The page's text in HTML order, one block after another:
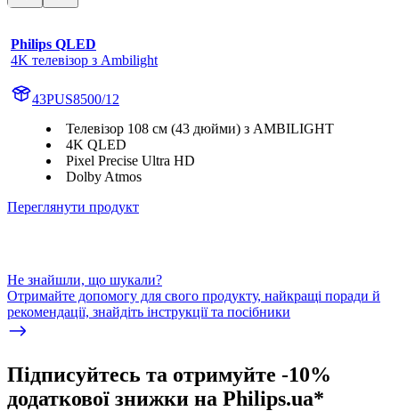
Philips QLED
4K телевізор з Ambilight
43PUS8500/12
Телевізор 108 см (43 дюйми) з AMBILIGHT
4K QLED
Pixel Precise Ultra HD
Dolby Atmos
Переглянути продукт
Не знайшли, що шукали?
Отримайте допомогу для свого продукту, найкращі поради й
рекомендації, знайдіть інструкції та посібники
Підписуйтесь та отримуйте -10%
додаткової знижки на Philips.ua*